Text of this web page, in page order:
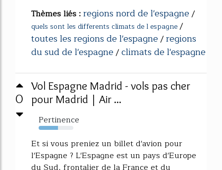
Thèmes liés :regions nord de l'espagne/
quels sont les differents climats de l espagne/
toutes les regions de l'espagne/regions
du sud de l'espagne/climats de l'espagne
0
Vol Espagne Madrid - vols pas cher
pour Madrid | Air ...
Pertinence
56%
Et si vous preniez un billet d'avion pour
l'Espagne ? L'Espagne est un pays d'Europe
du Sud, frontalier de la France et du